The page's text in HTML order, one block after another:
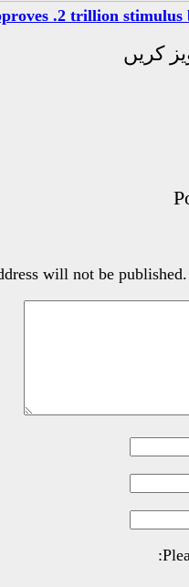
.2 trillion
کریں
will not be published.